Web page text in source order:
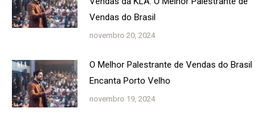
Vendas do Brasil
novembro 20, 2024
O Melhor Palestrante de Vendas do Brasil
Encanta Porto Velho
novembro 19, 2024